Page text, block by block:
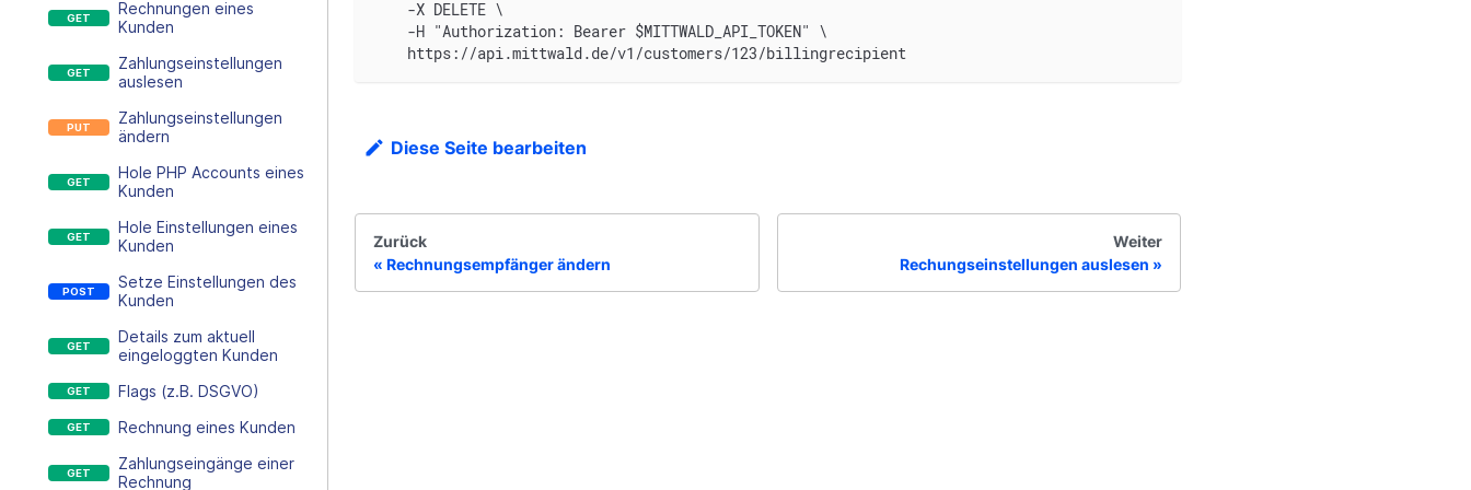
Rechnungen eines
Kunden
Zahlungseinstellungen
auslesen
Zahlungseinstellungen
ändern
Hole PHP Accounts eines
Kunden
Hole Einstellungen eines
Kunden
Setze Einstellungen des
Kunden
Details zum aktuell
eingeloggten Kunden
Flags (z.B. DSGVO)
Rechnung eines Kunden
Zahlungseingänge einer
Rechnung
    -X DELETE \
    -H "Authorization: Bearer $MITTWALD_API_TOKEN" \
    https://api.mittwald.de/v1/customers/123/billingrecipient
Diese Seite bearbeiten
Zurück
Rechnungsempfänger ändern
Weiter
Rechungseinstellungen auslesen